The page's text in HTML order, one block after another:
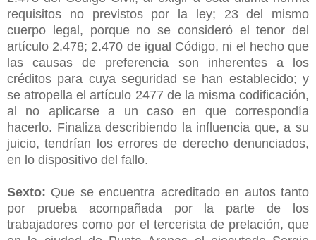
requisitos no previstos por la ley; 23 del mismo
cuerpo legal, porque no se consideró el tenor del
artículo 2.478; 2.470 de igual Código, ni el hecho que
las causas de preferencia son inherentes a los
créditos para cuya seguridad se han establecido; y
se atropella el artículo 2477 de la misma codificación,
al no aplicarse a un caso en que correspondía
hacerlo. Finaliza describiendo la influencia que, a su
juicio, tendrían los errores de derecho denunciados,
en lo dispositivo del fallo.
Sexto: Que se encuentra acreditado en autos tanto
por prueba acompañada por la parte de los
trabajadores como por el tercerista de prelación, que